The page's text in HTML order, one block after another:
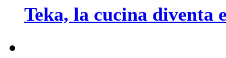
Teka, la cucina diventa